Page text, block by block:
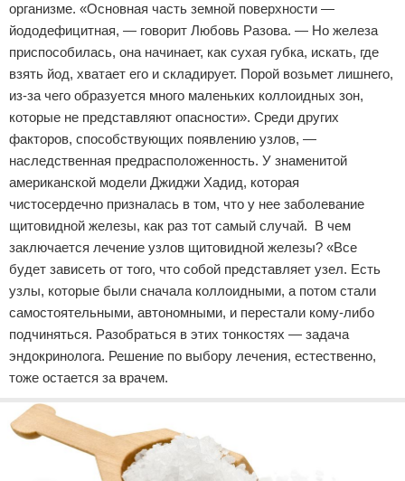
организме. «Основная часть земной поверхности —
йододефицитная, — говорит Любовь Разова. — Но железа
приспособилась, она начинает, как сухая губка, искать, где
взять йод, хватает его и складирует. Порой возьмет лишнего,
из-за чего образуется много маленьких коллоидных зон,
которые не представляют опасности». Среди других
факторов, способствующих появлению узлов, —
наследственная предрасположенность. У знаменитой
американской модели Джиджи Хадид, которая
чистосердечно призналась в том, что у нее заболевание
щитовидной железы, как раз тот самый случай. В чем
заключается лечение узлов щитовидной железы? «Все
будет зависеть от того, что собой представляет узел. Есть
узлы, которые были сначала коллоидными, а потом стали
самостоятельными, автономными, и перестали кому-либо
подчиняться. Разобраться в этих тонкостях — задача
эндокринолога. Решение по выбору лечения, естественно,
тоже остается за врачем.